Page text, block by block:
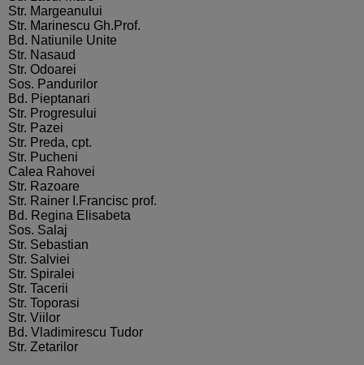
Str. Margeanului
Str. Marinescu Gh.Prof.
Bd. Natiunile Unite
Str. Nasaud
Str. Odoarei
Sos. Pandurilor
Bd. Pieptanari
Str. Progresului
Str. Pazei
Str. Preda, cpt.
Str. Pucheni
Calea Rahovei
Str. Razoare
Str. Rainer I.Francisc prof.
Bd. Regina Elisabeta
Sos. Salaj
Str. Sebastian
Str. Salviei
Str. Spiralei
Str. Tacerii
Str. Toporasi
Str. Viilor
Bd. Vladimirescu Tudor
Str. Zetarilor